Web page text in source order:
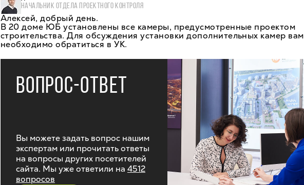
НАЧАЛЬНИК ОТДЕЛА ПРОЕКТНОГО КОНТРОЛЯ
Алексей, добрый день.
В 20 доме ЮБ установлены все камеры, предусмотренные проектом
строительства. Для обсуждения установки дополнительных камер вам
необходимо обратиться в УК.
ВОПРОС-ОТВЕТ
Вы можете задать вопрос нашим
экспертам или прочитать ответы
на вопросы других посетителей
сайта. Мы уже ответили на 4512
вопросов